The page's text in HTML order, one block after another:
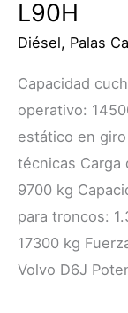
L90H
Diésel, Palas
Capacidad
operativo:
estático en
técnicas
9700 kg
para troncos:
17300 kg
Volvo D6J